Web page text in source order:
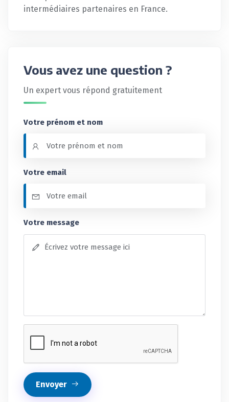
intermédiaires partenaires en France.
Vous avez une question ?
Un expert vous répond gratuitement
Votre prénom et nom
Votre email
Votre message
Envoyer